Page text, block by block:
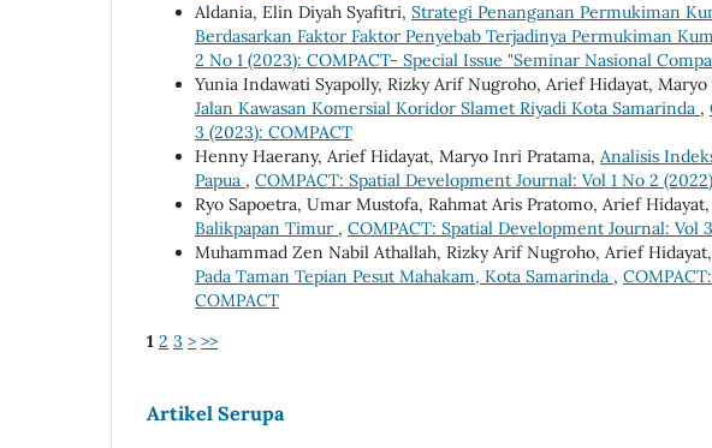
Aldania, Elin Diyah Syafitri, Strategi Penanganan Permukiman
Berdasarkan Faktor Faktor Penyebab Terjadinya Permukiman
2 No 1 (2023): COMPACT- Special Issue "Seminar Nasional
Yunia Indawati Syapolly, Rizky Arif Nugroho, Arief Hidayat,
Jalan Kawasan Komersial Koridor Slamet Riyadi Kota Samarinda ,
3 (2023): COMPACT
Henny Haerany, Arief Hidayat, Maryo Inri Pratama, Analisis
Papua , COMPACT: Spatial Development Journal: Vol 1 No 2
Ryo Sapoetra, Umar Mustofa, Rahmat Aris Pratomo, Arief Hidayat,
Balikpapan Timur , COMPACT: Spatial Development Journal: Vol
Muhammad Zen Nabil Athallah, Rizky Arif Nugroho, Arief
Pada Taman Tepian Pesut Mahakam, Kota Samarinda ,
COMPACT
1 2 3 > >>
Artikel Serupa